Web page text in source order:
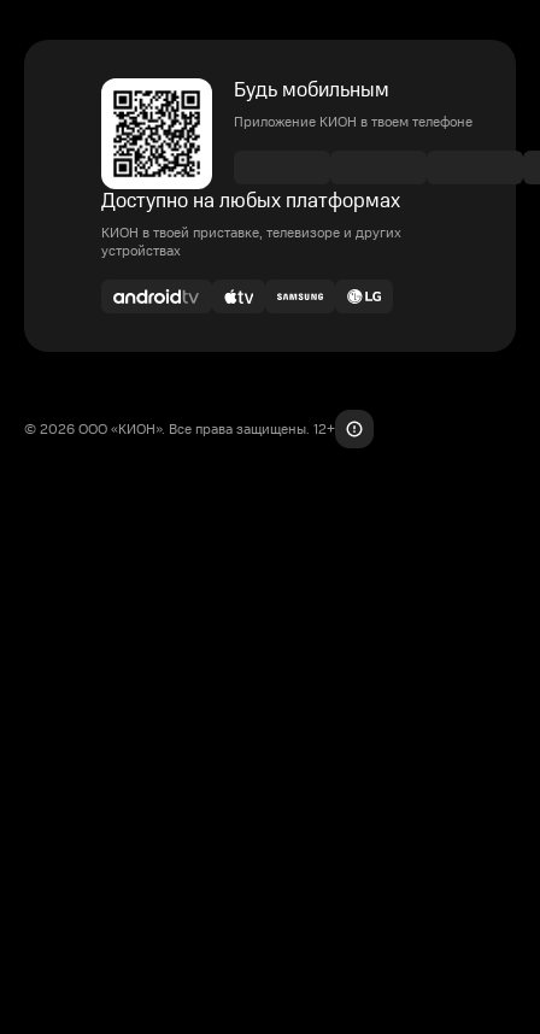
Будь мобильным
Приложение КИОН в твоем телефоне
Доступно на любых платформах
КИОН в твоей приставке, телевизоре и других
устройствах
© 2026 ООО «КИОН». Все права защищены. 12+